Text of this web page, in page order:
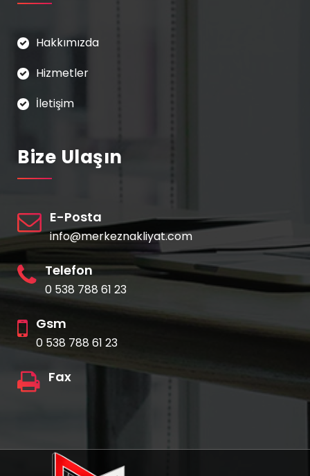
Hakkımızda
Hizmetler
İletişim
Bize Ulaşın
E-Posta
info@merkeznakliyat.com
Telefon
0 538 788 61 23
Gsm
0 538 788 61 23
Fax